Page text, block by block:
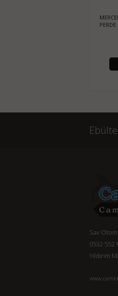
Sav
0532 552
Yıldırım